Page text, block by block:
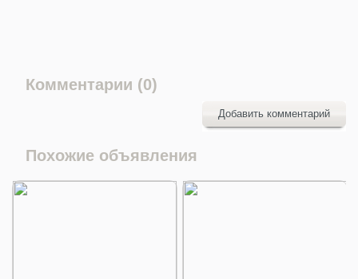
Комментарии (0)
Добавить комментарий
Похожие объявления